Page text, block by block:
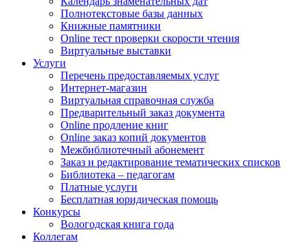
Полнотекстовые базы данных
Книжные памятники
Online тест проверки скорости чтения
Виртуальные выставки
Услуги
Перечень предоставляемых услуг
Интернет-магазин
Виртуальная справочная служба
Предварительный заказ документа
Online продление книг
Online заказ копий документов
Межбиблиотечный абонемент
Заказ и редактирование тематических списков
Библиотека – педагогам
Платные услуги
Бесплатная юридическая помощь
Конкурсы
Вологодская книга года
Коллегам